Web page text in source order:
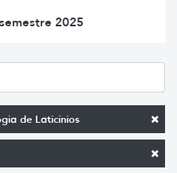
de Laticínios
2025